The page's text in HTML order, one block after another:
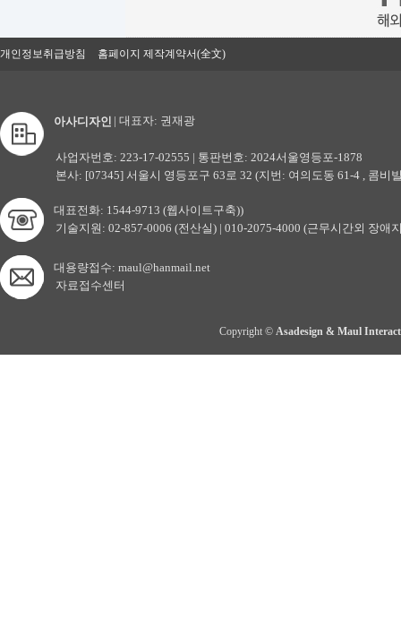
개인정보취급방침 홈페이지 제작계약서(全文)
아사디자인| 대표자: 권재광
사업자번호: 223-17-02555 | 통판번호: 2024서울영등포-1878
본사: [07345] 서울시 영등포구 63로 32 (지번: 여의도동 61-4 , 콤비
대표전화: 1544-9713 (웹사이트구축))
기술지원: 02-857-0006 (전산실) | 010-2075-4000 (근무시간외 장애
대용량접수: maul@hanmail.net
자료접수센터
Copyright © Asadesign & Maul